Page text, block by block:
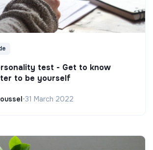
test - Get to know
to be yourself
•31 March 2022